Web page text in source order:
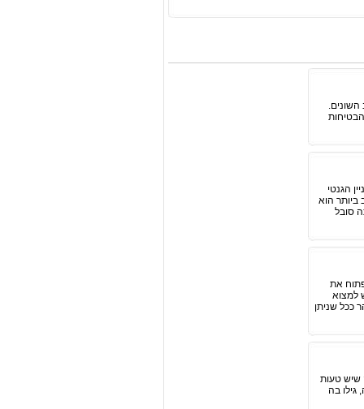
הגנטי
ביותר הוא
סובל
את
למצוא
ככל שניתן
שיש טעות
גילו בה